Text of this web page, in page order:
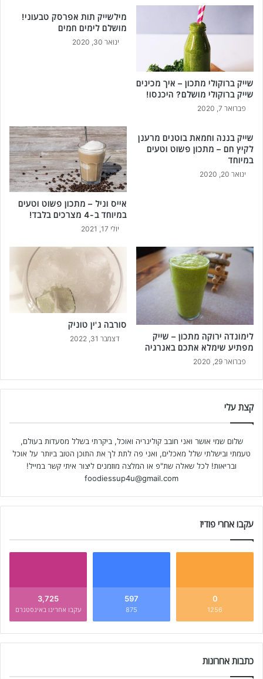
שייק ברוקולי מתכון – איך מכינים
שייק ברוקולי מושלם? היכנסו!
פברואר 7, 2020
מילשייק תות אפרסק טבעוני!
מושלם לימים חמים
ינואר 30, 2020
שייק בננה וחמאת בוטנים מרענן
לקיץ חם – מתכון פשוט וטעים
במיוחד
ינואר 20, 2020
אייס וניל – מתכון פשוט וטעים
במיוחד ב-4 מצרכים בלבד!
יולי 17, 2021
לימונדה ירוקה מתכון – שייק
מפתיע שימלא אתכם באנרגיה
פברואר 29, 2020
סורבה ג'ין טוניק
דצמבר 31, 2022
קצת עלי
שלום שמי אושר ואני חובב קולינריה ואוכל, ביקרתי בשלל מסעדות בעולם,
טעמתי ובישלתי שלל מאכלים, ואני פה לתת לך את התוכן הטוב ביותר על אוכל
ובריאות! לכל שאלה שת"פ או המלצה מוזמנים ליצור איתי קשר במייל!
foodiessup4u@gmail.com
עקבו אחרי פודיז
0
1256
597
875
3,725
עקבו אחרינו באינסטגרם
כתבות אחרונות